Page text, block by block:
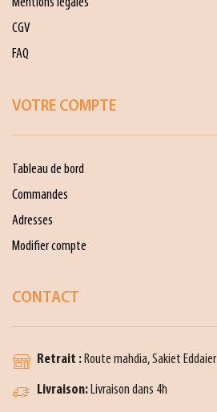
Mentions légales
CGV
FAQ
VOTRE COMPTE
Tableau de bord
Commandes
Adresses
Modifier compte
CONTACT
Retrait :Route mahdia, Sakiet Eddaier
Livraison:Livraison dans 4h